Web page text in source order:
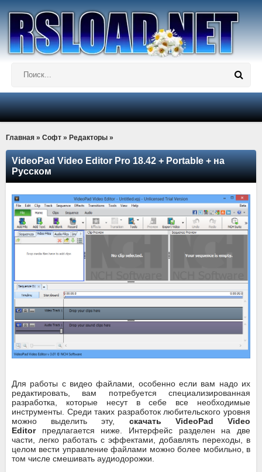
Главная » Софт » Редакторы »
VideoPad Video Editor Pro 18.42 + Portable + на
Русском
Для работы с видео файлами, особенно если вам надо их
редактировать, вам потребуется специализированная
разработка, которые несут в себе все необходимые
инструменты. Среди таких разработок любительского уровня
можно выделить эту, скачать VideoPad Video
Editor предлагается ниже. Интерфейс разделен на две
части, легко работать с эффектами, добавлять переходы, в
целом вести управление файлами можно более мобильно, в
том числе смешивать аудиодорожки.